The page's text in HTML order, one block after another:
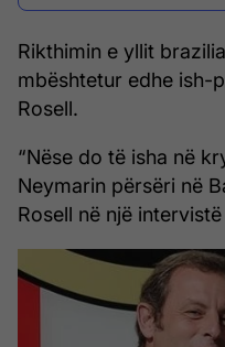
Rikthimin e yllit
mbështetur edhe ish-
Rosell.
“Nëse do të isha në
Neymarin përsëri në
Rosell në një